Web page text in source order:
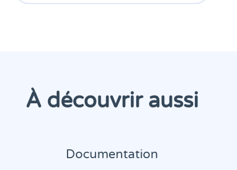
À découvrir aussi
Documentation